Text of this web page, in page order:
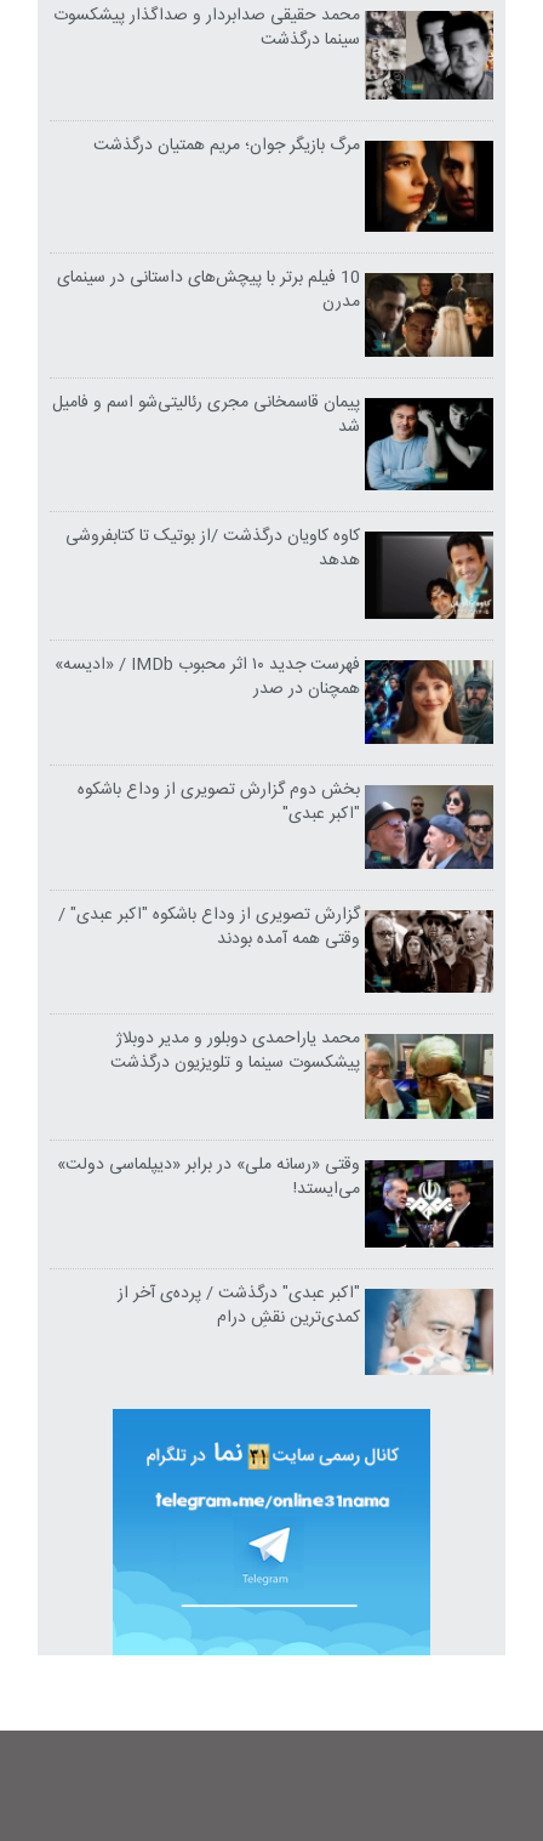
محمد حقیقی صدابردار و صداگذار پیشکسوت
سینما درگذشت
مرگ بازیگر جوان؛ مریم همتیان درگذشت
10 فیلم برتر با پیچش‌های داستانی در سینمای
مدرن
پیمان قاسمخانی مجری رئالیتی‌شو اسم و فامیل
شد
کاوه کاویان درگذشت /از بوتیک تا کتابفروشی
هدهد
فهرست جدید ۱۰ اثر محبوب IMDb / «ادیسه»
همچنان در صدر
بخش دوم گزارش تصویری از وداع باشکوه
"اکبر عبدی"
گزارش تصویری از وداع باشکوه "اکبر عبدی" /
وقتی همه آمده بودند
محمد یاراحمدی دوبلور و مدیر دوبلاژ
پیشکسوت سینما و تلویزیون درگذشت
وقتی «رسانه ملی» در برابر «دیپلماسی دولت»
می‌ایستد!
"اکبر عبدی" درگذشت / پرده‌ی آخر از
کمدی‌ترین نقشِ درام